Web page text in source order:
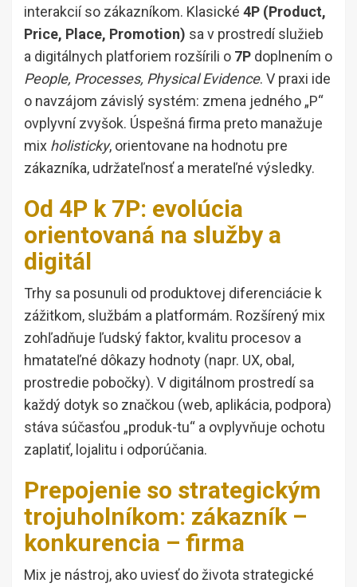
interakcií so zákazníkom. Klasické 4P (Product,
Price, Place, Promotion) sa v prostredí služieb
a digitálnych platforiem rozšírili o 7P doplnením o
People, Processes, Physical Evidence. V praxi ide
o navzájom závislý systém: zmena jedného „P“
ovplyvní zvyšok. Úspešná firma preto manažuje
mix holisticky, orientovane na hodnotu pre
zákazníka, udržateľnosť a merateľné výsledky.
Od 4P k 7P: evolúcia
orientovaná na služby a
digitál
Trhy sa posunuli od produktovej diferenciácie k
zážitkom, službám a platformám. Rozšírený mix
zohľadňuje ľudský faktor, kvalitu procesov a
hmatateľné dôkazy hodnoty (napr. UX, obal,
prostredie pobočky). V digitálnom prostredí sa
každý dotyk so značkou (web, aplikácia, podpora)
stáva súčasťou „produk-tu“ a ovplyvňuje ochotu
zaplatiť, lojalitu i odporúčania.
Prepojenie so strategickým
trojuholníkom: zákazník –
konkurencia – firma
Mix je nástroj, ako uviesť do života strategické